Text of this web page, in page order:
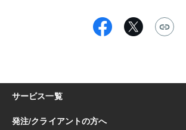
※出生時間が不明な場合も、星の配置から
て鑑定いたします。
あなたとのご縁を、心よりお待ちしてお